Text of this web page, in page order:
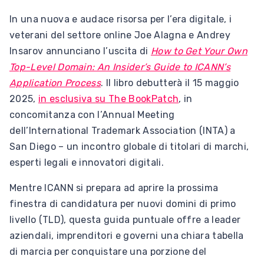
In una nuova e audace risorsa per l’era digitale, i
veterani del settore online Joe Alagna e Andrey
Insarov annunciano l’uscita di How to Get Your Own
Top-Level Domain: An Insider’s Guide to ICANN’s
Application Process. Il libro debutterà il 15 maggio
2025, in esclusiva su The BookPatch, in
concomitanza con l’Annual Meeting
dell’International Trademark Association (INTA) a
San Diego – un incontro globale di titolari di marchi,
esperti legali e innovatori digitali.
Mentre ICANN si prepara ad aprire la prossima
finestra di candidatura per nuovi domini di primo
livello (TLD), questa guida puntuale offre a leader
aziendali, imprenditori e governi una chiara tabella
di marcia per conquistare una porzione del